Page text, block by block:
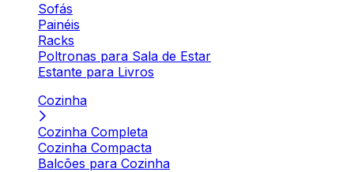
Sofás
Painéis
Racks
Poltronas para Sala de Estar
Estante para Livros
Cozinha
Cozinha Completa
Cozinha Compacta
Balcões para Cozinha